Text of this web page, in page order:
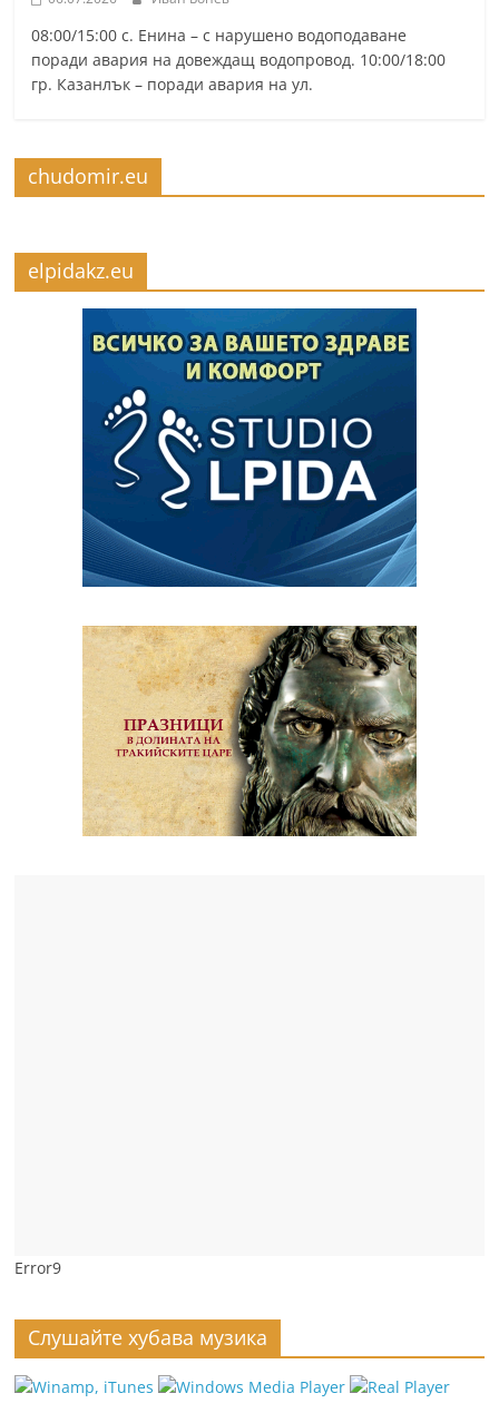
08:00/15:00 с. Енина – с нарушено водоподаване
поради авария на довеждащ водопровод. 10:00/18:00
гр. Казанлък – поради авария на ул.
chudomir.eu
elpidakz.eu
Error9
Слушайте хубава музика